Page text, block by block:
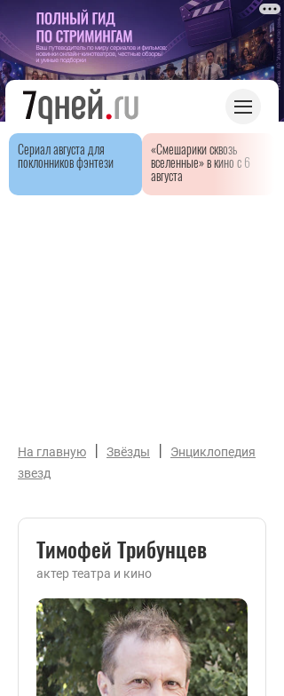
Сериал августа для
поклонников фэнтези
«Смешарики сквозь
вселенные» в кино с 6
августа
На главную | Звёзды |
Энциклопедия
звезд
Тимофей Трибунцев
актер театра и кино